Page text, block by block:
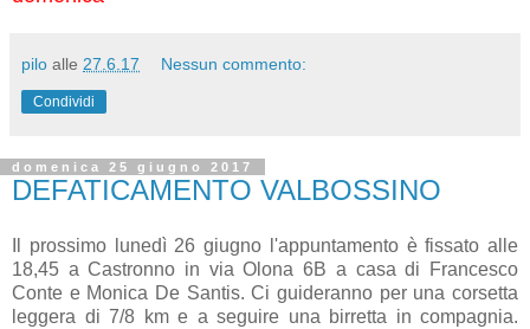
pilo alle 27.6.17 Nessun commento:
Condividi
domenica 25 giugno 2017
DEFATICAMENTO VALBOSSINO
Il prossimo lunedì 26 giugno l'appuntamento è fissato alle
18,45 a Castronno in via Olona 6B a casa di Francesco
Conte e Monica De Santis. Ci guideranno per una corsetta
leggera di 7/8 km e a seguire una birretta in compagnia.